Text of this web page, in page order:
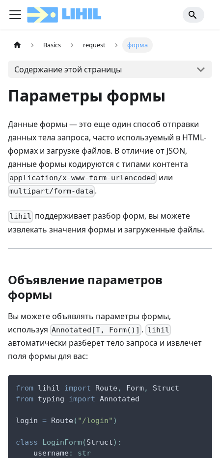
Basics request форма
Содержание этой страницы
Параметры формы
Данные формы — это еще один способ отправки
данных тела запроса, часто используемый в HTML-
формах и загрузке файлов. В отличие от JSON,
данные формы кодируются с типами контента
application/x-www-form-urlencoded или
multipart/form-data .
lihil поддерживает разбор форм, вы можете
извлекать значения формы и загруженные файлы.
Объявление параметров
формы
Вы можете объявлять параметры формы,
используя Annotated[T, Form()] . lihil
автоматически разберет тело запроса и извлечет
поля формы для вас:
from lihil import Route , Form,
Struct
from typing import Annotated
login = Route ( "/login" )
class LoginForm(Struct) :
    username
:
str